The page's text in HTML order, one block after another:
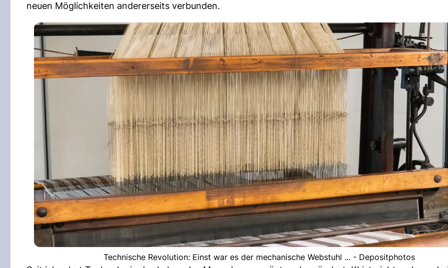
neuen Möglichkeiten andererseits verbunden.
Technische Revolution: Einst war es der mechanische Webstuhl ... - Depositphotos